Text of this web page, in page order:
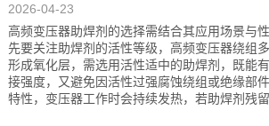
2026-04-23
高频变压器助焊剂的选择需结合其应用场景与
先要关注助焊剂的活性等级，高频变压器绕组
形成氧化层，需选用活性适中的助焊剂，既能
接强度，又避免因活性过强腐蚀绕组或绝缘部
特性，变压器工作时会持续发热，若助焊剂残